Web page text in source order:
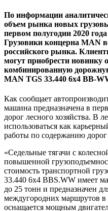
По информации
объем рынка новых
первом полугодии 2020
Грузовики концерна MAN
российского рынка.
могут приобрести новинку
комбинированную
MAN TGS 33.440 6x4 BB-
Как сообщает
машина предназначена в
дорог лесного хозяйства. В
использоваться как
работы по содержанию
«Седельные тягачи с
повышенной
стоимость транспортной
33.440 6x4 BBS.WW имеет
до 25 тонн и предназначен
междугородних маршрутов в
оснащается мощным